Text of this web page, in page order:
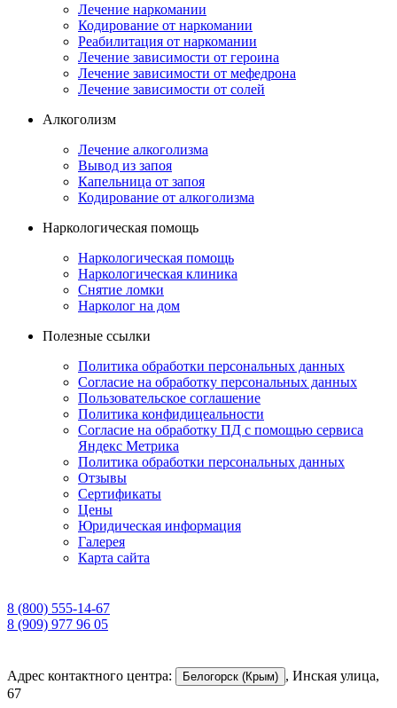
Лечение наркомании
Кодирование от наркомании
Реабилитация от наркомании
Лечение зависимости от героина
Лечение зависимости от мефедрона
Лечение зависимости от солей
Алкоголизм
Лечение алкоголизма
Вывод из запоя
Капельница от запоя
Кодирование от алкоголизма
Наркологическая помощь
Наркологическая помощь
Наркологическая клиника
Снятие ломки
Нарколог на дом
Полезные ссылки
Политика обработки персональных данных
Согласие на обработку персональных данных
Пользовательское соглашение
Политика конфидицеальности
Согласие на обработку ПД с помощью сервиса
Яндекс Метрика
Политика обработки персональных данных
Отзывы
Сертификаты
Цены
Юридическая информация
Галерея
Карта сайта
8 (800) 555-14-67
8 (909) 977 96 05
Адрес контактного центра: Белогорск (Крым) , Инская улица,
67